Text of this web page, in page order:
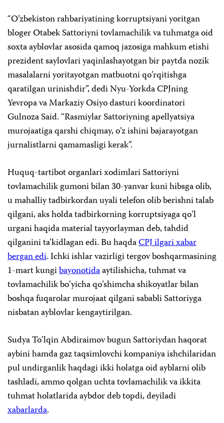
“O’zbekiston rahbariyatining korruptsiyani yoritgan
bloger Otabek Sattoriyni tovlamachilik va tuhmatga oid
soxta ayblovlar asosida qamoq jazosiga mahkum etishi
prezident saylovlari yaqinlashayotgan bir paytda nozik
masalalarni yoritayotgan matbuotni qo’rqitishga
qaratilgan urinishdir”, dedi Nyu-Yorkda CPJning
Yevropa va Markaziy Osiyo dasturi koordinatori
Gulnoza Said. “Rasmiylar Sattoriyning apellyatsiya
murojaatiga qarshi chiqmay, o’z ishini bajarayotgan
jurnalistlarni qamamasligi kerak”.
Huquq-tartibot organlari xodimlari Sattoriyni
tovlamachilik gumoni bilan 30-yanvar kuni hibsga olib,
u mahalliy tadbirkordan uyali telefon olib berishni talab
qilgani, aks holda tadbirkorning korruptsiyaga qo’l
urgani haqida material tayyorlayman deb, tahdid
qilganini ta’kidlagan edi. Bu haqdaCPJ ilgari xabar
bergan edi. Ichki ishlar vazirligi tergov boshqarmasining
1-mart kungibayonotidaaytilishicha, tuhmat va
tovlamachilik bo’yicha qo’shimcha shikoyatlar bilan
boshqa fuqarolar murojaat qilgani sababli Sattoriyga
nisbatan ayblovlar kengaytirilgan.
Sudya To’lqin Abdiraimov bugun Sattoriydan haqorat
aybini hamda gaz taqsimlovchi kompaniya ishchilaridan
pul undirganlik haqdagi ikki holatga oid ayblarni olib
tashladi, ammo qolgan uchta tovlamachilik va ikkita
tuhmat holatlarida aybdor deb topdi, deyiladi
xabarlarda.